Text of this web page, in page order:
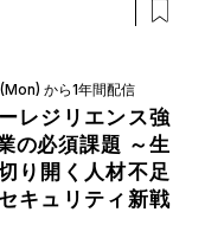
から1年間配信
レジリエンス強
の必須課題 ～生
り開く人材不足
キュリティ新戦